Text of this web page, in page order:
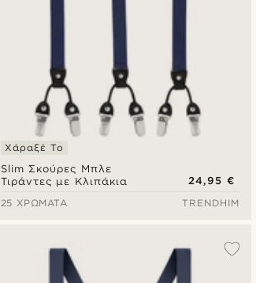
Slim Σκούρες Μπλε
Τιράντες με Κλιπάκια
Χάραξέ Το
24,95 €
25 ΧΡΏΜΑΤΑ
TRENDHIM